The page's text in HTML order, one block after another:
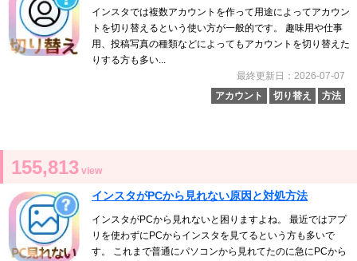
インスタでは複数アカウントを作って用途によってアカウン
トを切り替えるという使い方が一般的です。 趣味用や仕事
用、投稿写真の種類などによってもアカウントを切り替えた
りする方も多い...
最終更新日：2026-07-07
アカウント
切り替え 方法
155,813 view
インスタがPCから見れない原因と対処方法
インスタがPCから見れないと困りますよね。 最近ではアプ
リを使わずにPCからインスタを見てるという方も多いで
す。 これまで普通にパソコンから見れてたのに急にPCから